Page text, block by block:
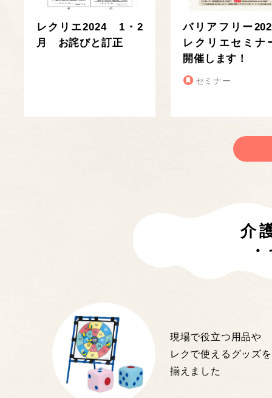
レクリエ2024 1・2
月 お詫びと訂正
バリアフリー
レクリエセミナ
開催します！
セミナー
介
現場で役立つ用品や
レクで使えるグッズを
揃えました